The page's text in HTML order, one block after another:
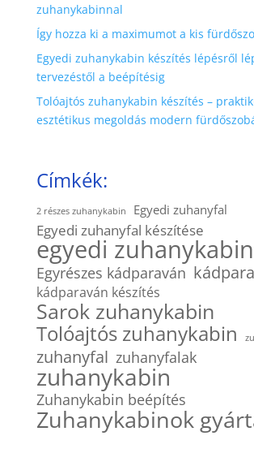
zuhanykabinnal
Így hozza ki a maximumot a kis
Egyedi zuhanykabin készítés lépésről
tervezéstől a beépítésig
Tolóajtós zuhanykabin készítés –
esztétikus megoldás modern
Címkék:
2 részes zuhanykabin Egyedi zuhanyfal
Egyedi zuhanyfal készítése
egyedi zuhanykabin
Egyrészes kádparaván
kádparaván készítés
Sarok zuhanykabin
Tolóajtós zuhanykabin
zuhanyfal zuhanyfalak
zuhanykabin
Zuhanykabin beépítés
Zuhanykabinok